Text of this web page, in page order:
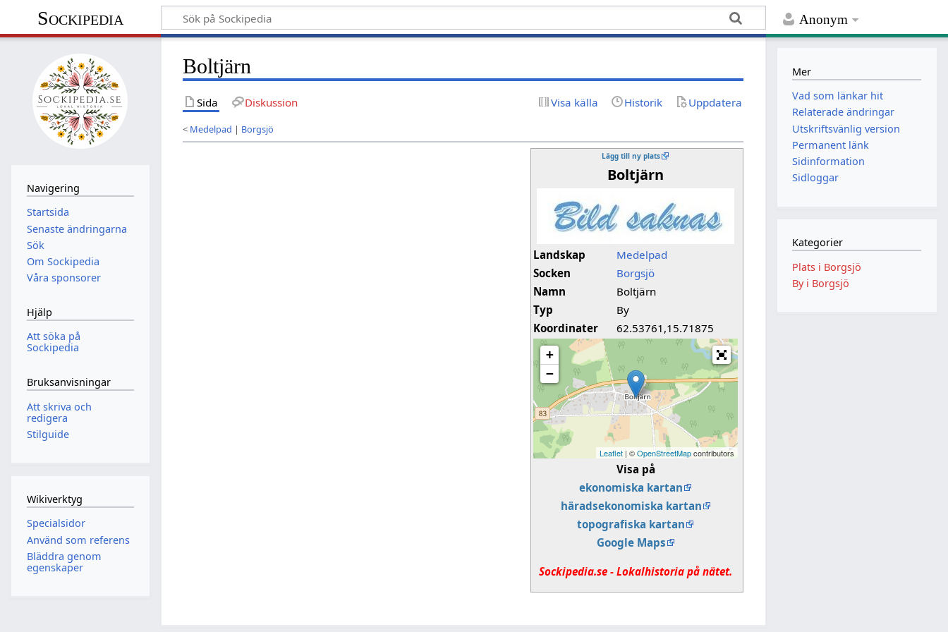
Anonym
Sockipedia
Boltjärn
Sida Diskussion Visa källa Historik Uppdatera
< Medelpad | Borgsjö
Lägg till ny plats
Boltjärn
Landskap
Medelpad
Socken
Borgsjö
Namn
Boltjärn
Typ
By
Koordinater
62.53761,15.71875
+
−
Leaflet | ©OpenStreetMapcontributors
Visa på
ekonomiska kartan
häradsekonomiska kartan
topografiska kartan
Google Maps
Sockipedia.se - Lokalhistoria på nätet.
Navigering
Startsida
Senaste ändringarna
Sök
Om Sockipedia
Våra sponsorer
Hjälp
Att söka på
Sockipedia
Bruksanvisningar
Att skriva och
redigera
Stilguide
Wikiverktyg
Specialsidor
Använd som referens
Bläddra genom
egenskaper
Mer
Vad som länkar hit
Relaterade ändringar
Utskriftsvänlig version
Permanent länk
Sidinformation
Sidloggar
Kategorier
Plats i Borgsjö
By i Borgsjö